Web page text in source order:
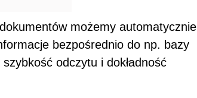
możemy automatycznie
bezpośrednio do np. bazy
odczytu i dokładność